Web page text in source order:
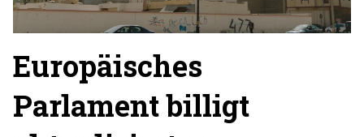
Europäisches
Parlament billigt